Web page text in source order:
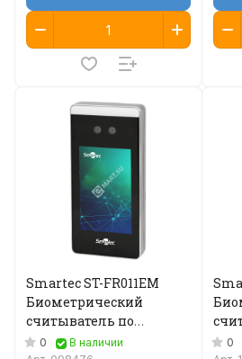
Smartec ST-FR011EM
Биометрический
считыватель по
геометрии лица
0
В наличии
0